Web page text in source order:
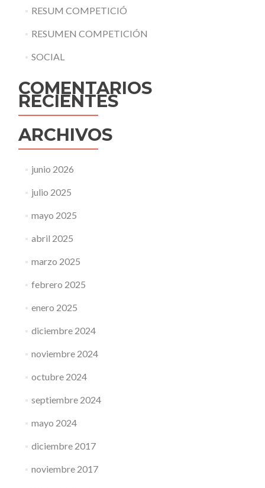
RESUM COMPETICIÓ
RESUMEN COMPETICIÓN
SOCIAL
COMENTARIOS
RECIENTES
ARCHIVOS
junio 2026
julio 2025
mayo 2025
abril 2025
marzo 2025
febrero 2025
enero 2025
diciembre 2024
noviembre 2024
octubre 2024
septiembre 2024
mayo 2024
diciembre 2017
noviembre 2017